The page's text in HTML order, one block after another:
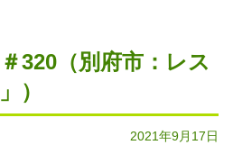
320（別府市：レス
）
2021年9月17日